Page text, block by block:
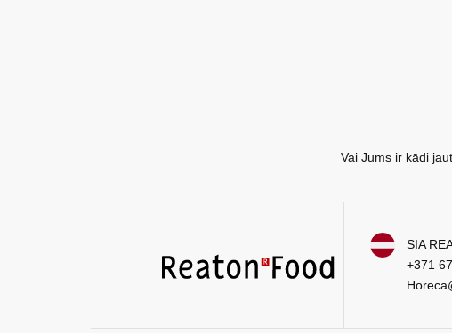
Vai Jums ir kādi
SIA
+371